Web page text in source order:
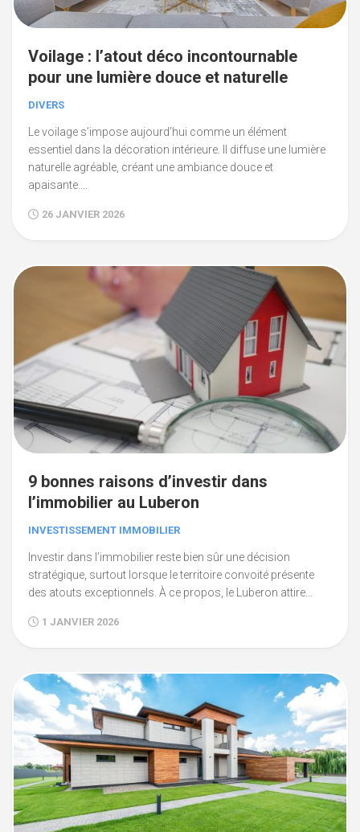
Voilage : l’atout déco incontournable
pour une lumière douce et naturelle
DIVERS
Le voilage s’impose aujourd’hui comme un élément
essentiel dans la décoration intérieure. Il diffuse une lumière
naturelle agréable, créant une ambiance douce et
apaisante....
26 JANVIER 2026
9 bonnes raisons d’investir dans
l’immobilier au Luberon
INVESTISSEMENT IMMOBILIER
Investir dans l’immobilier reste bien sûr une décision
stratégique, surtout lorsque le territoire convoité présente
des atouts exceptionnels. À ce propos, le Luberon attire...
1 JANVIER 2026